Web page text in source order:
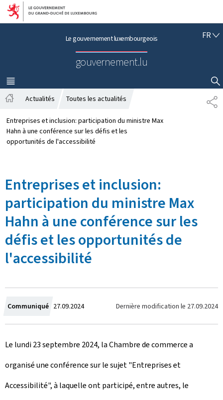
Aller au menu principal
Aller au contenu
Le gouvernement luxembourgeois
gouvernement.lu
FRF
Ç
A
I
S
MENU
PRINCIPAL
AFFICHER / MASQUER LA RECHERCHE
P
A
c
c
u
Actualités Toutes les actualités
Entreprises et inclusion: participation du ministre Max
Hahn à une conférence sur les défis et les
opportunités de l'accessibilité
Entreprises et inclusion:
participation du ministre Max
Hahn à une conférence sur les
défis et les opportunités de
l'accessibilité
Communiqué C
r
é
e
l
27.09.2024 Dernière modification le 27.09.2024
Le lundi 23 septembre 2024, la Chambre de commerce a
organisé une conférence sur le sujet "Entreprises et
Accessibilité", à laquelle ont participé, entre autres, le